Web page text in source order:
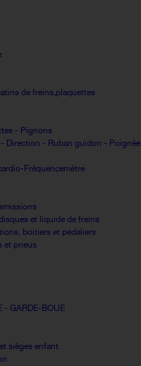
de freins,plaquettes
- Pignons
Direction - Ruban guidon - Poignée
Fréquencemètre
et liquide de freins
boitiers et pédaliers
et pneus
- GARDE-BOUE
sièges enfant